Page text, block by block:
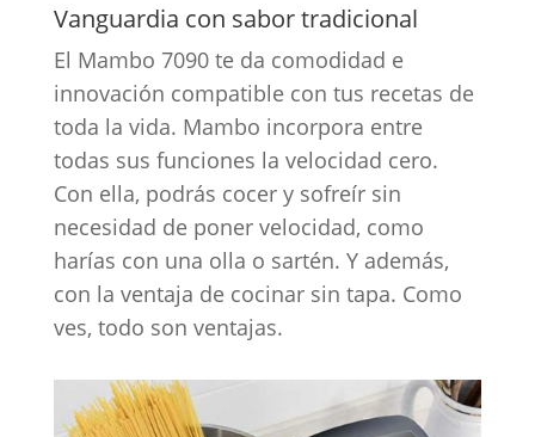
Vanguardia con sabor tradicional
El Mambo 7090 te da comodidad e
innovación compatible con tus recetas de
toda la vida. Mambo incorpora entre
todas sus funciones la velocidad cero.
Con ella, podrás cocer y sofreír sin
necesidad de poner velocidad, como
harías con una olla o sartén. Y además,
con la ventaja de cocinar sin tapa. Como
ves, todo son ventajas.